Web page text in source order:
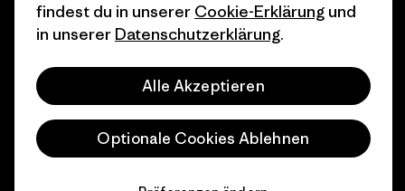
© 2026 Patagonia, Inc. All Rights Reserved.
Deutsch
findest du in unserer Cookie-Erklärung und
in unserer Datenschutzerklärung.
Alle Akzeptieren
Optionale Cookies Ablehnen